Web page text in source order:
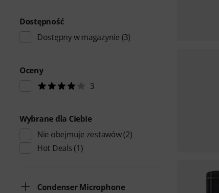
Dostępność
Dostępny w magazynie (3)
Oceny
3
Wybrane dla Ciebie
Nie obejmuje zestawów(2)
Hot Deals (1)
Condenser Microphone